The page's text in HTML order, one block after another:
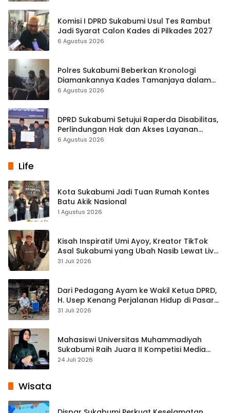
Komisi I DPRD Sukabumi Usul Tes Rambut
Jadi Syarat Calon Kades di Pilkades 2027
6 Agustus 2026
Polres Sukabumi Beberkan Kronologi
Diamankannya Kades Tamanjaya dalam
Kasus Sabu
6 Agustus 2026
DPRD Sukabumi Setujui Raperda Disabilitas,
Perlindungan Hak dan Akses Layanan
Diperkuat
6 Agustus 2026
Life
Kota Sukabumi Jadi Tuan Rumah Kontes
Batu Akik Nasional
1 Agustus 2026
Kisah Inspiratif Umi Ayoy, Kreator TikTok
Asal Sukabumi yang Ubah Nasib Lewat Live
Streaming
31 Juli 2026
Dari Pedagang Ayam ke Wakil Ketua DPRD,
H. Usep Kenang Perjalanan Hidup di Pasar
Cisaat
31 Juli 2026
Mahasiswi Universitas Muhammadiyah
Sukabumi Raih Juara II Kompetisi Media
Pembelajaran Digital Tingkat Internasional
24 Juli 2026
Wisata